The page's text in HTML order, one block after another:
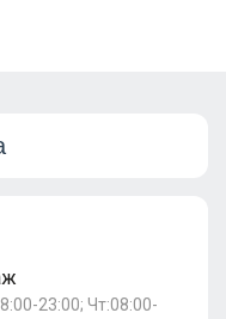
23:00; Чт:08:00-